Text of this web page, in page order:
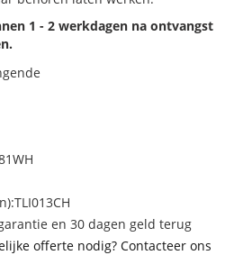
1 - 2 werkdagen na ontvangst
en 30 dagen geld terug
offerte nodig? Contacteer ons